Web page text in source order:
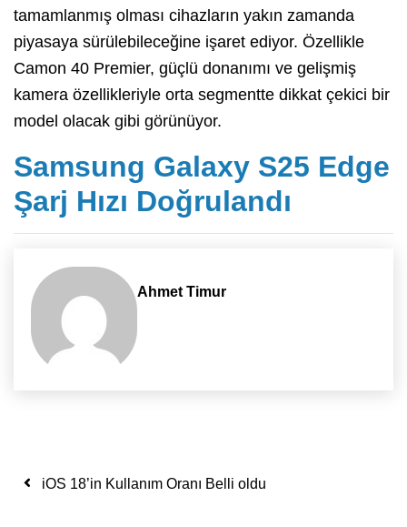
tamamlanmış olması cihazların yakın zamanda
piyasaya sürülebileceğine işaret ediyor. Özellikle
Camon 40 Premier, güçlü donanımı ve gelişmiş
kamera özellikleriyle orta segmentte dikkat çekici bir
model olacak gibi görünüyor.
Samsung Galaxy S25 Edge
Şarj Hızı Doğrulandı
Ahmet Timur
Yazı dolaşımı
iOS 18’in Kullanım Oranı Belli oldu